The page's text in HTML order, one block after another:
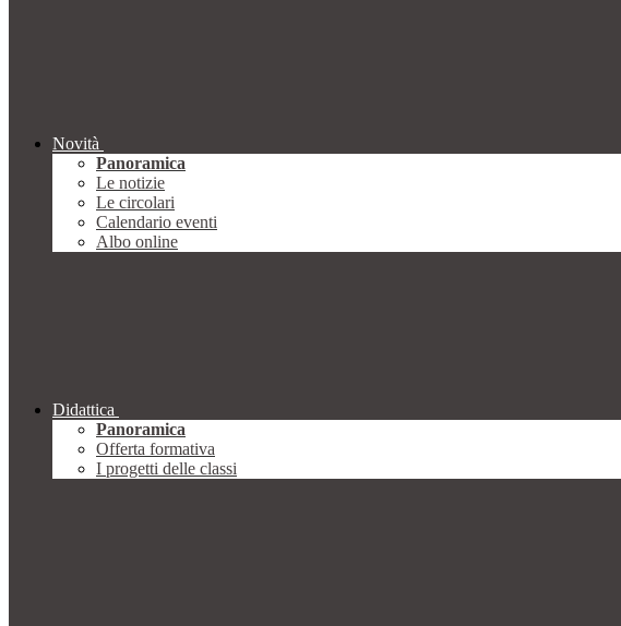
Novità
Panoramica
Le notizie
Le circolari
Calendario eventi
Albo online
Didattica
Panoramica
Offerta formativa
I progetti delle classi